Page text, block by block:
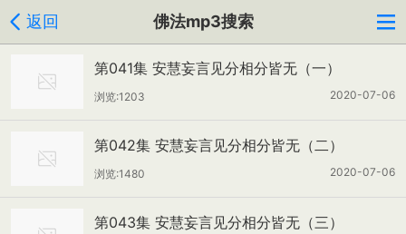
返回 佛法mp3搜索
第041集 安慧妄言见分相分皆无（一）
2020-07-06
浏览:1203
第042集 安慧妄言见分相分皆无（二）
2020-07-06
浏览:1480
第043集 安慧妄言见分相分皆无（三）